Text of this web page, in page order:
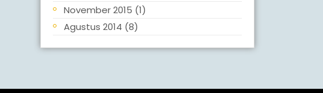
November 2015 (1)
Agustus 2014 (8)